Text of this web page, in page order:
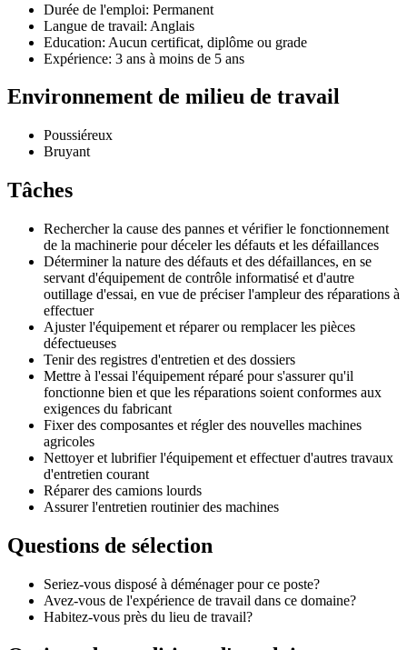
Durée de l'emploi: Permanent
Langue de travail: Anglais
Education: Aucun certificat, diplôme ou grade
Expérience: 3 ans à moins de 5 ans
Environnement de milieu de travail
Poussiéreux
Bruyant
Tâches
Rechercher la cause des pannes et vérifier le fonctionnement
de la machinerie pour déceler les défauts et les défaillances
Déterminer la nature des défauts et des défaillances, en se
servant d'équipement de contrôle informatisé et d'autre
outillage d'essai, en vue de préciser l'ampleur des réparations à
effectuer
Ajuster l'équipement et réparer ou remplacer les pièces
défectueuses
Tenir des registres d'entretien et des dossiers
Mettre à l'essai l'équipement réparé pour s'assurer qu'il
fonctionne bien et que les réparations soient conformes aux
exigences du fabricant
Fixer des composantes et régler des nouvelles machines
agricoles
Nettoyer et lubrifier l'équipement et effectuer d'autres travaux
d'entretien courant
Réparer des camions lourds
Assurer l'entretien routinier des machines
Questions de sélection
Seriez-vous disposé à déménager pour ce poste?
Avez-vous de l'expérience de travail dans ce domaine?
Habitez-vous près du lieu de travail?